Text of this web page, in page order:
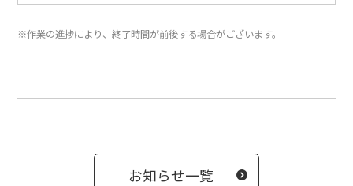
※作業の進捗により、終了時間が前後する場合がございます。
お知らせ一覧